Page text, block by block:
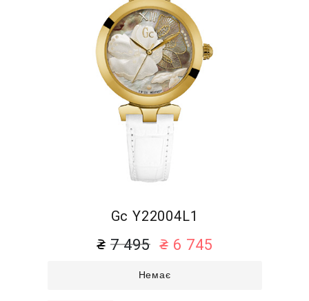
Gc Y22004L1
7 495 6 745
Немає